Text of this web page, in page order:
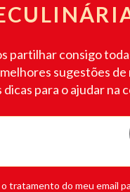
partilhar consigo
sugestões
para o ajudar na
tratamento do meu email